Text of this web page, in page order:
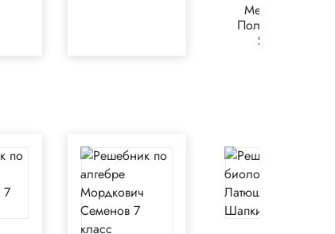
Мерзляк,
Полонский,
Якир